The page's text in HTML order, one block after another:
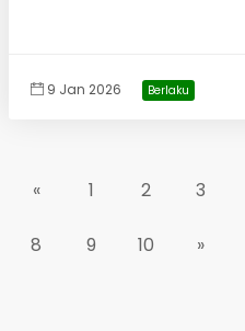
9 Jan 2026 Berlaku
« 1 2 3
8 9 10 »